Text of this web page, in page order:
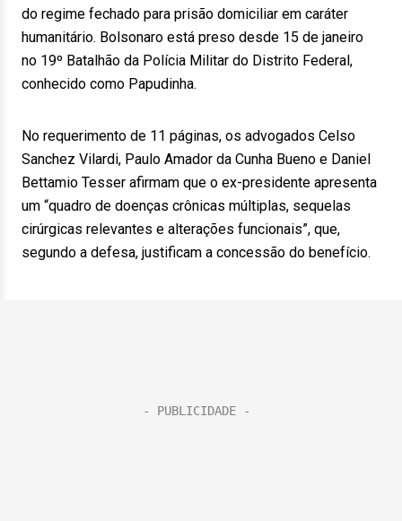
do regime fechado para prisão domiciliar em caráter
humanitário. Bolsonaro está preso desde 15 de janeiro
no 19º Batalhão da Polícia Militar do Distrito Federal,
conhecido como Papudinha.
No requerimento de 11 páginas, os advogados Celso
Sanchez Vilardi, Paulo Amador da Cunha Bueno e Daniel
Bettamio Tesser afirmam que o ex-presidente apresenta
um “quadro de doenças crônicas múltiplas, sequelas
cirúrgicas relevantes e alterações funcionais”, que,
segundo a defesa, justificam a concessão do benefício.